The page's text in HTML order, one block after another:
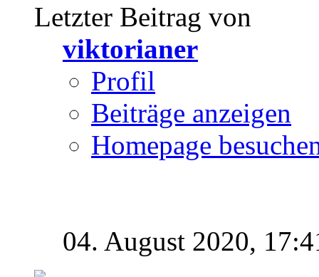
Letzter Beitrag von
viktorianer
Profil
Beiträge anzeigen
Homepage
04. August 2020,